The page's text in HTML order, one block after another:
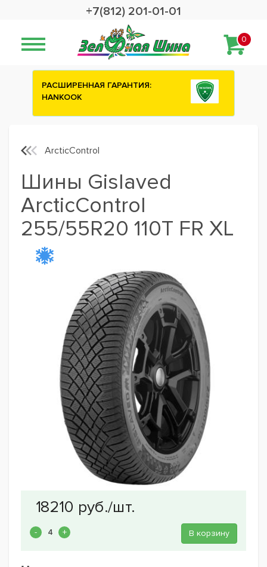
+7(812) 201-01-01
0
Сashback 2500 рублей на зимние
ArcticControl
Шины Gislaved
ArcticControl
255/55R20 110T FR XL
В корзину